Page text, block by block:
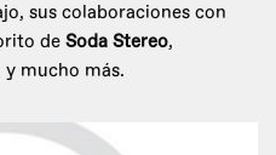
sus colaboraciones con
de Soda Stereo,
mucho más.